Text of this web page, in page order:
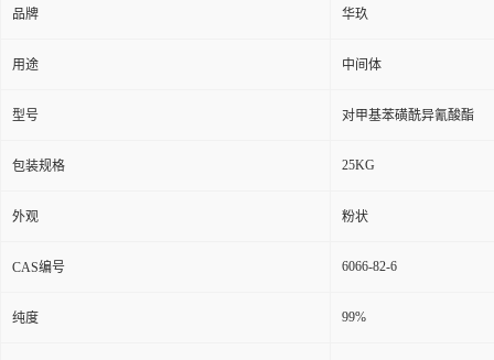
品牌 华玖
用途 中间体
型号 对甲基苯磺酰异氰酸酯
包装规格 25KG
外观 粉状
CAS编号 6066-82-6
纯度 99%